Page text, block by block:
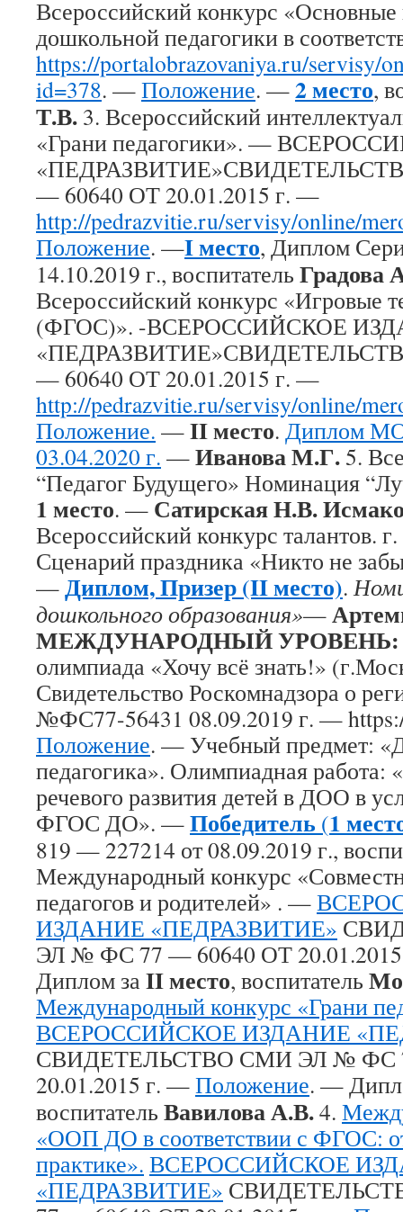
Всероссийский конкурс «Основные
дошкольной педагогики в
https://portalobrazovaniya.ru/servisy/
id=378. —Положение. —2 место,
Т.В. 3. Всероссийский
«Грани педагогики». —
— 60640 ОТ 20.01.2015 г. —
http://pedrazvitie.ru/servisy/online/
Положение. —I место, Диплом
14.10.2019 г., воспитатель Градова
Всероссийский конкурс «Игровые
(ФГОС)». -ВСЕРОССИЙСКОЕ
— 60640 ОТ 20.01.2015 г. —
http://pedrazvitie.ru/servisy/online/
Положение. —II место. Диплом
03.04.2020 г. —Иванова М.Г. 5.
“Педагог Будущего» Номинация
1 место. — Сатирская Н.В.
Всероссийский конкурс талантов.
Сценарий праздника «Никто не
—Диплом, Призер (II место).
дошкольного образования»—
МЕЖДУНАРОДНЫЙ УРОВЕНЬ:
олимпиада «Хочу всё знать!»
Свидетельство Роскомнадзора о
№ФС77-56431 08.09.2019 г. —
Положение. — Учебный предмет:
педагогика». Олимпиадная работа:
речевого развития детей в ДОО в
ФГОС ДО». —Победитель (1
819 — 227214 от 08.09.2019 г.,
Международный конкурс
педагогов и родителей» . —
ИЗДАНИЕ «ПЕДРАЗВИТИЕ»
ЭЛ № ФС 77 — 60640 ОТ
Диплом за II место, воспитатель
Международный конкурс «Грани
ВСЕРОССИЙСКОЕ ИЗДАНИЕ
СВИДЕТЕЛЬСТВО СМИ ЭЛ № ФС
20.01.2015 г. —Положение. —
воспитатель Вавилова А.В.4.
«ООП ДО в соответствии с ФГОС:
практике». ВСЕРОССИЙСКОЕ
«ПЕДРАЗВИТИЕ»